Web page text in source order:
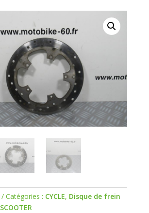
Catégories : CYCLE, Disque de frein
SCOOTER